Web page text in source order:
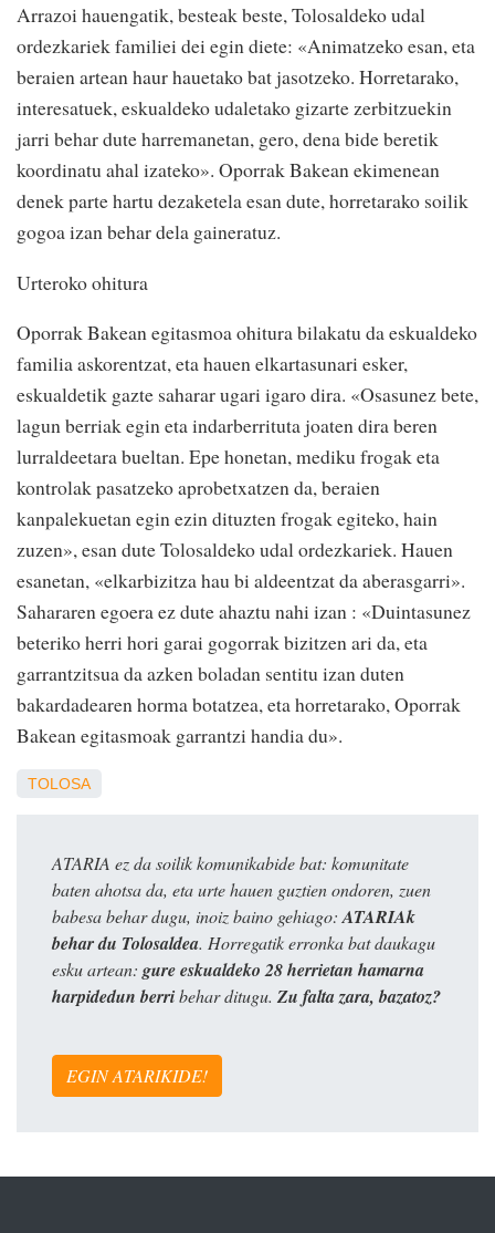
Arrazoi hauengatik, besteak beste, Tolosaldeko udal
ordezkariek familiei dei egin diete: «Animatzeko esan, eta
beraien artean haur hauetako bat jasotzeko. Horretarako,
interesatuek, eskualdeko udaletako gizarte zerbitzuekin
jarri behar dute harremanetan, gero, dena bide beretik
koordinatu ahal izateko». Oporrak Bakean ekimenean
denek parte hartu dezaketela esan dute, horretarako soilik
gogoa izan behar dela gaineratuz.
Urteroko ohitura
Oporrak Bakean egitasmoa ohitura bilakatu da eskualdeko
familia askorentzat, eta hauen elkartasunari esker,
eskualdetik gazte saharar ugari igaro dira. «Osasunez bete,
lagun berriak egin eta indarberrituta joaten dira beren
lurraldeetara bueltan. Epe honetan, mediku frogak eta
kontrolak pasatzeko aprobetxatzen da, beraien
kanpalekuetan egin ezin dituzten frogak egiteko, hain
zuzen», esan dute Tolosaldeko udal ordezkariek. Hauen
esanetan, «elkarbizitza hau bi aldeentzat da aberasgarri».
Sahararen egoera ez dute ahaztu nahi izan : «Duintasunez
beteriko herri hori garai gogorrak bizitzen ari da, eta
garrantzitsua da azken boladan sentitu izan duten
bakardadearen horma botatzea, eta horretarako, Oporrak
Bakean egitasmoak garrantzi handia du».
TOLOSA
ATARIA ez da soilik komunikabide bat: komunitate
baten ahotsa da, eta urte hauen guztien ondoren, zuen
babesa behar dugu, inoiz baino gehiago: ATARIAk
behar du Tolosaldea. Horregatik erronka bat daukagu
esku artean: gure eskualdeko 28 herrietan hamarna
harpidedun berribehar ditugu. Zu falta zara, bazatoz?
EGIN ATARIKIDE!